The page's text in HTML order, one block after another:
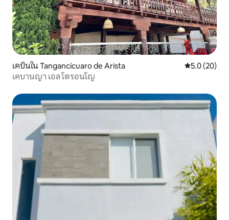
เคบินใน Tangancícuaro de Arista คะแนนเฉลี่ย
5.0 (20)
เคบานญา เอล โตรอนโญ